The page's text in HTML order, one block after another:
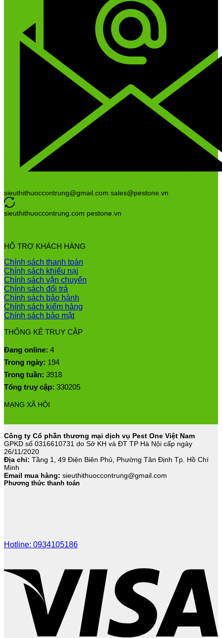
sieuthithuoccontrung@gmail.com sales@pestone.vn
sieuthithuoccontrung.com pestone.vn
HỖ TRỢ KHÁCH HÀNG
Chính sách thanh toán
Chính sách khiếu nại
Chính sách vận chuyển
Chính sách đổi trả
Chính sách bảo hành
Chính sách kiểm hàng
Chính sách bảo mật
THỐNG KÊ TRUY CẬP
Đang online: 4
Trong ngày: 194
Trong tuần: 3918
Tổng truy cập: 330205
MẠNG XÃ HỘI
Công ty Cổ phần thương mại dịch vụ Pest One Việt Nam
GPKD số 0316610731 do Sở KH và ĐT TP Hà Nội cấp ngày
26/11/2020
Địa chỉ: Tầng 1, 49 Điện Biên Phủ, Phường Tân Định Tp. Hồ Chí
Minh
Email mua hàng: sieuthithuoccontrung@gmail.com
Phương thức thanh toán
Hotline: 0934105186